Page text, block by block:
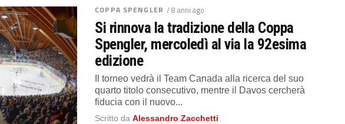
COPPA SPENGLER / 8 anni ago
Si rinnova la tradizione della Coppa
Spengler, mercoledì al via la 92esima
edizione
Il torneo vedrà il Team Canada alla ricerca del suo
quarto titolo consecutivo, mentre il Davos cercherà
fiducia con il nuovo...
Scritto daAlessandro Zacchetti